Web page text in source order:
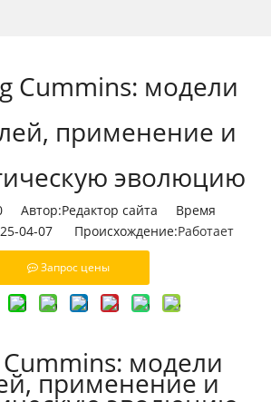
Cummins: модели
применение и
эволюцию
Автор:Pедактор сайта Время
04-07 Происхождение:Работает
Запрос цены
модели
применение и